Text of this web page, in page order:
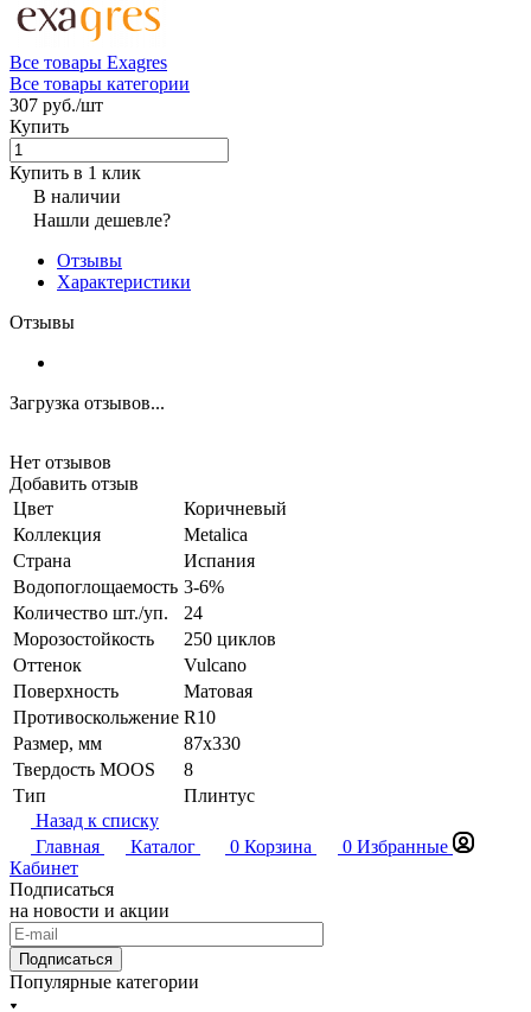
Все товары Exagres
Все товары категории
307 руб./шт
Купить
Купить в 1 клик
В наличии
Нашли дешевле?
Отзывы
Характеристики
Отзывы
Загрузка отзывов...
Нет отзывов
Добавить отзыв
Цвет
Коричневый
Коллекция
Metalica
Страна
Испания
Водопоглощаемость 3-6%
Количество шт./уп.
24
Морозостойкость
250 циклов
Оттенок
Vulcano
Поверхность
Матовая
Противоскольжение R10
Размер, мм
87x330
Твердость MOOS
8
Тип
Плинтус
Назад к списку
Главная
Каталог 0 Корзина 0 Избранные
Кабинет
Подписаться
на новости и акции
Подписаться
Популярные категории